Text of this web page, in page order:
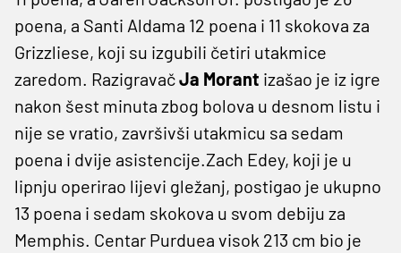
poena, a Santi Aldama 12 poena i 11 skokova za
Grizzliese, koji su izgubili četiri utakmice
zaredom. RazigravačJa Morant izašao je iz igre
nakon šest minuta zbog bolova u desnom listu i
nije se vratio, završivši utakmicu sa sedam
poena i dvije asistencije.Zach Edey, koji je u
lipnju operirao lijevi gležanj, postigao je ukupno
13 poena i sedam skokova u svom debiju za
Memphis. Centar Purduea visok 213 cm bio je